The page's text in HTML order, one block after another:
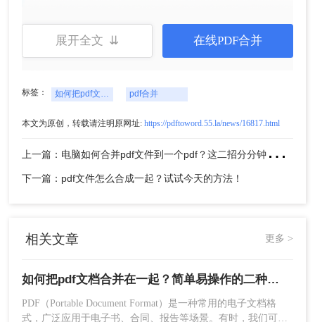
1、下载转转大师PDF转换器，安装并打开。
文件上去。
展开全文 ⇊ 在线PDF合并
标签： 如何把pdf文档合并在一起 pdf合并
本文为原创，转载请注明原网址: https://pdftoword.55.la/news/16817.html
上
一篇：电脑如何合并pdf文件到一个pdf？这二招分分钟解决！
下一篇：pdf文件怎么合成一起？试试今天的方法！
相关文章 更多 >
如何把pdf文档合并在一起？简单易操作的二种方法！
PDF（Portable Document Format）是一种常用的电子文档格
式，广泛应用于电子书、合同、报告等场景。有时，我们可能